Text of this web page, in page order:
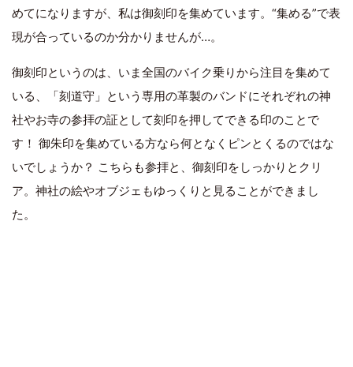
めてになりますが、私は御刻印を集めています。“集める”で表
現が合っているのか分かりませんが…。
御刻印というのは、いま全国のバイク乗りから注目を集めて
いる、「刻道守」という専用の革製のバンドにそれぞれの神
社やお寺の参拝の証として刻印を押してできる印のことで
す！ 御朱印を集めている方なら何となくピンとくるのではな
いでしょうか？ こちらも参拝と、御刻印をしっかりとクリ
ア。神社の絵やオブジェもゆっくりと見ることができまし
た。